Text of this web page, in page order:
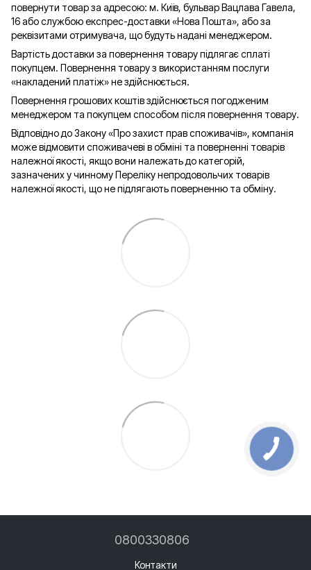
повернути товар за адресою: м. Київ, бульвар Вацлава Гавела,
16 або службою експрес-доставки «Нова Пошта», або за
реквізитами отримувача, що будуть надані менеджером.
Вартість доставки за повернення товару підлягає сплаті
покупцем. Повернення товару з використанням послуги
«накладений платіж» не здійснюється.
Повернення грошових коштів здійснюється погодженим
менеджером та покупцем способом після повернення товару.
Відповідно до Закону «Про захист прав споживачів», компанія
може відмовити споживачеві в обміні та поверненні товарів
належної якості, якщо вони належать до категорій,
зазначених у чинному Переліку непродовольчих товарів
належної якості, що не підлягають поверненню та обміну.
0800330806
Контакти